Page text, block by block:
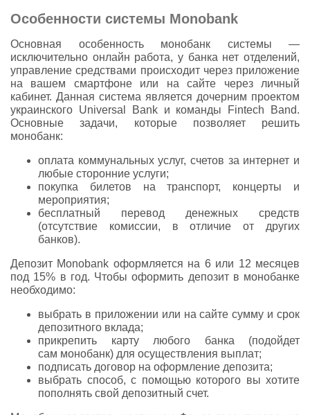
Особенности системы Monobank
Основная особенность монобанк системы —
исключительно онлайн работа, у банка нет отделений,
управление средствами происходит через приложение
на вашем смартфоне или на сайте через личный
кабинет. Данная система является дочерним проектом
украинского Universal Bank и команды Fintech Band.
Основные задачи, которые позволяет решить
монобанк:
оплата коммунальных услуг, счетов за интернет и
любые сторонние услуги;
покупка билетов на транспорт, концерты и
мероприятия;
бесплатный перевод денежных средств
(отсутствие комиссии, в отличие от других
банков).
Депозит Monobank оформляется на 6 или 12 месяцев
под 15% в год. Чтобы оформить депозит в монобанке
необходимо:
выбрать в приложении или на сайте сумму и срок
депозитного вклада;
прикрепить карту любого банка (подойдет
сам монобанк) для осуществления выплат;
подписать договор на оформление депозита;
выбрать способ, с помощью которого вы хотите
пополнять свой депозитный счет.